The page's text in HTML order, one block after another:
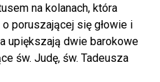
na kolanach, która
poruszającej się głowie i
upiększają dwie barokowe
św. Judę, św. Tadeusza